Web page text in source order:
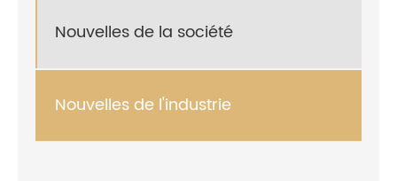
Nouvelles de la société
Nouvelles de l'industrie